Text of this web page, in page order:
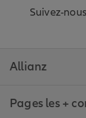
Suivez-nous
Allianz
Pages les +